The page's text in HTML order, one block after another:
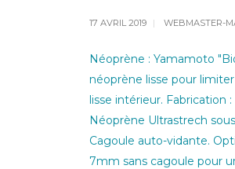
17 AVRIL 2019 WEBMASTER-
Néoprène : Yamamoto
néoprène lisse pour
lisse intérieur. Fabrication
Néoprène Ultrastrech
Cagoule auto-vidante.
7mm sans cagoule pour